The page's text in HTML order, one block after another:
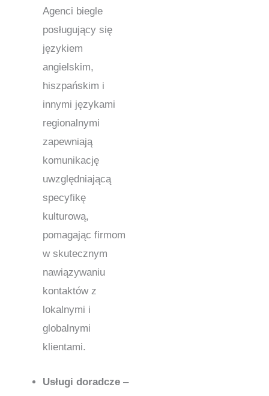
Agenci biegle
posługujący się
językiem
angielskim,
hiszpańskim i
innymi językami
regionalnymi
zapewniają
komunikację
uwzględniającą
specyfikę
kulturową,
pomagając firmom
w skutecznym
nawiązywaniu
kontaktów z
lokalnymi i
globalnymi
klientami.
Usługi doradcze –